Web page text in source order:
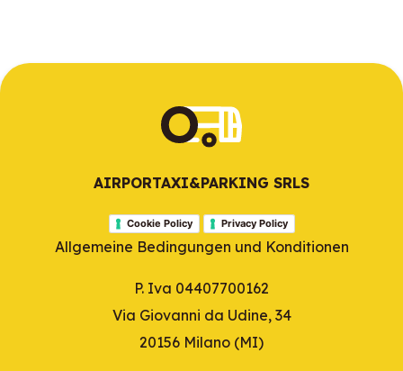
AIRPORTAXI&PARKING SRLS
Cookie Policy Privacy Policy
Allgemeine Bedingungen und Konditionen
P. Iva 04407700162
Via Giovanni da Udine, 34
20156 Milano (MI)